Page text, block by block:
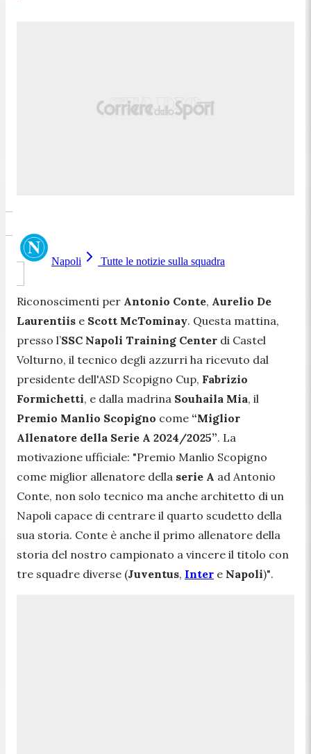
Napoli Tutte le notizie sulla squadra
Riconoscimenti per Antonio Conte, Aurelio De
Laurentiis e Scott McTominay. Questa mattina,
presso l’SSC Napoli Training Center di Castel
Volturno, il tecnico degli azzurri ha ricevuto dal
presidente dell'ASD Scopigno Cup, Fabrizio
Formichetti, e dalla madrina Souhaila Mia, il
Premio Manlio Scopigno come “Miglior
Allenatore della Serie A 2024/2025”. La
motivazione ufficiale: "Premio Manlio Scopigno
come miglior allenatore della serie A ad Antonio
Conte, non solo tecnico ma anche architetto di un
Napoli capace di centrare il quarto scudetto della
sua storia. Conte è anche il primo allenatore della
storia del nostro campionato a vincere il titolo con
tre squadre diverse (Juventus, Inter e Napoli)".